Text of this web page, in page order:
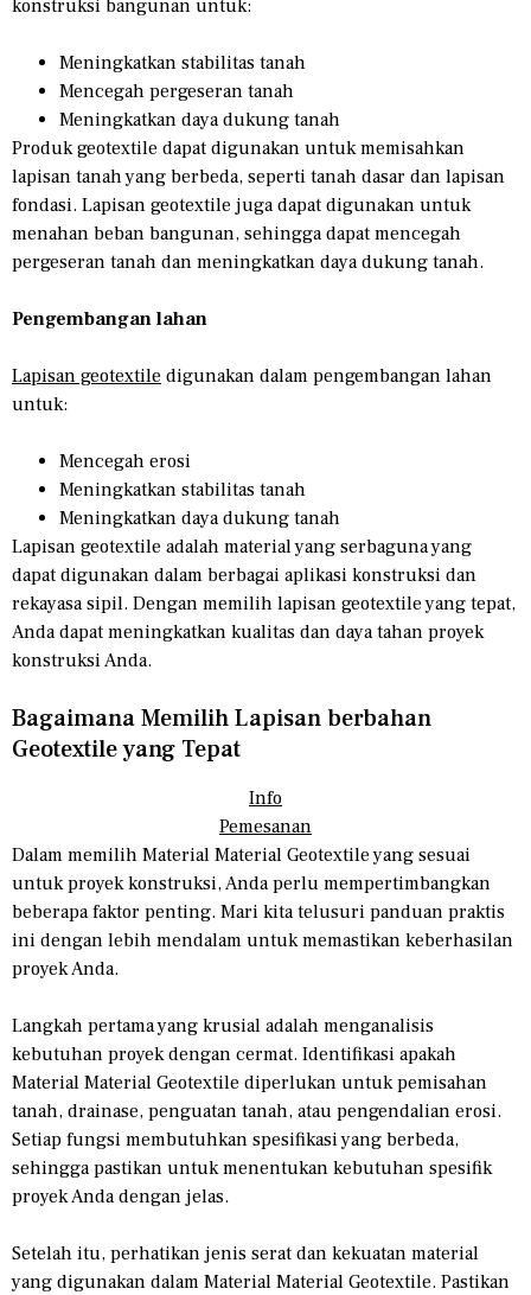
konstruksi bangunan untuk:
Meningkatkan stabilitas tanah
Mencegah pergeseran tanah
Meningkatkan daya dukung tanah
Produk geotextile dapat digunakan untuk memisahkan
lapisan tanah yang berbeda, seperti tanah dasar dan lapisan
fondasi. Lapisan geotextile juga dapat digunakan untuk
menahan beban bangunan, sehingga dapat mencegah
pergeseran tanah dan meningkatkan daya dukung tanah.
Pengembangan lahan
Lapisan geotextile digunakan dalam pengembangan lahan
untuk:
Mencegah erosi
Meningkatkan stabilitas tanah
Meningkatkan daya dukung tanah
Lapisan geotextile adalah material yang serbaguna yang
dapat digunakan dalam berbagai aplikasi konstruksi dan
rekayasa sipil. Dengan memilih lapisan geotextile yang tepat,
Anda dapat meningkatkan kualitas dan daya tahan proyek
konstruksi Anda.
Bagaimana Memilih Lapisan berbahan
Geotextile yang Tepat
Info
Pemesanan
Dalam memilih Material Material Geotextile yang sesuai
untuk proyek konstruksi, Anda perlu mempertimbangkan
beberapa faktor penting. Mari kita telusuri panduan praktis
ini dengan lebih mendalam untuk memastikan keberhasilan
proyek Anda.
Langkah pertama yang krusial adalah menganalisis
kebutuhan proyek dengan cermat. Identifikasi apakah
Material Material Geotextile diperlukan untuk pemisahan
tanah, drainase, penguatan tanah, atau pengendalian erosi.
Setiap fungsi membutuhkan spesifikasi yang berbeda,
sehingga pastikan untuk menentukan kebutuhan spesifik
proyek Anda dengan jelas.
Setelah itu, perhatikan jenis serat dan kekuatan material
yang digunakan dalam Material Material Geotextile. Pastikan